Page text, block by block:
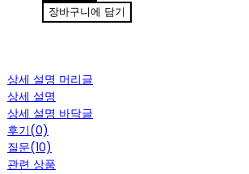
장바구니에 담기
상세 설명 머리글
상세 설명
상세 설명 바닥글
후기(0)
질문(10)
관련 상품